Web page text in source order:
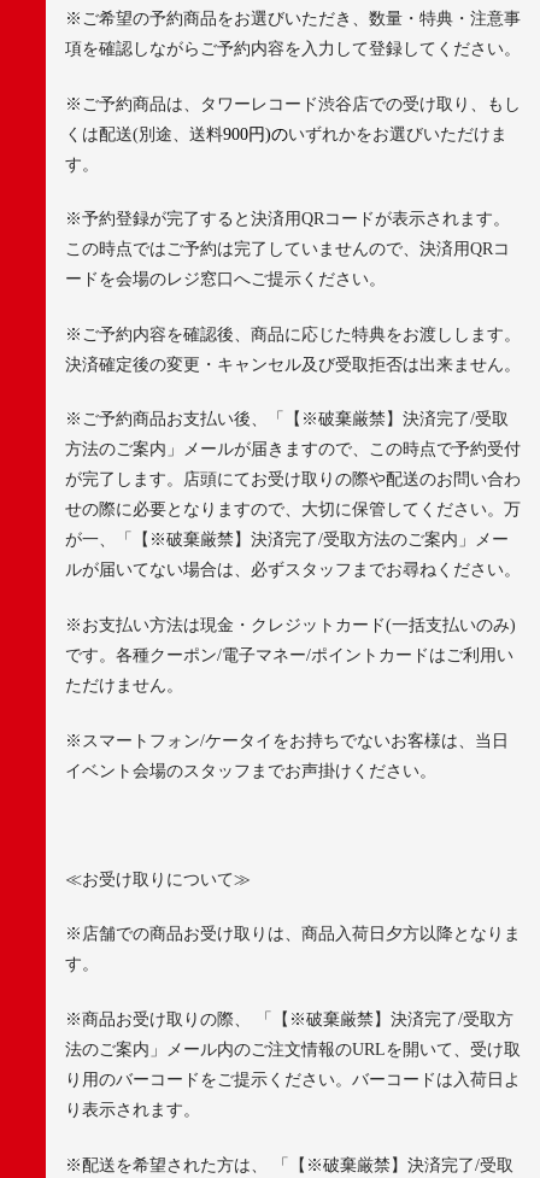
※ ご希望の予約商品をお選びいただき、数量・特典・注意事
項を確認しながらご予約内容を入力して登録してください。
※ ご予約商品は、タワーレコード渋谷店での受け取り、もし
くは配送(別途、送料900円)のいずれかをお選びいただけま
す。
※予約登録が完了すると決済用QRコードが表示されます。
この時点ではご予約は完了していませんので、決済用QRコ
ードを会場のレジ窓口へご提示ください。
※ ご予約内容を確認後、商品に応じた特典をお渡しします。
決済確定後の変更・キャンセル及び受取拒否は出来ません。
※ ご予約商品お支払い後、「【※破棄厳禁】決済完了/受取
方法のご案内」メールが届きますので、この時点で予約受付
が完了します。店頭にてお受け取りの際や配送のお問い合わ
せの際に必要となりますので、大切に保管してください。万
が一、「【※破棄厳禁】決済完了/受取方法のご案内」メー
ルが届いてない場合は、必ずスタッフまでお尋ねください。
※ お支払い方法は現金・クレジットカード(一括支払いのみ)
です。各種クーポン/電子マネー/ポイントカードはご利用い
ただけません。
※ スマートフォン/ケータイをお持ちでないお客様は、当日
イベント会場のスタッフまでお声掛けください。
≪お受け取りについて≫
※ 店舗での商品お受け取りは、商品入荷日夕方以降となりま
す。
※商品お受け取りの際、 「【※破棄厳禁】決済完了/受取方
法のご案内」メール内のご注文情報のURLを開いて、受け取
り用のバーコードをご提示ください。バーコードは入荷日よ
り表示されます。
※配送を希望された方は、 「【※破棄厳禁】決済完了/受取